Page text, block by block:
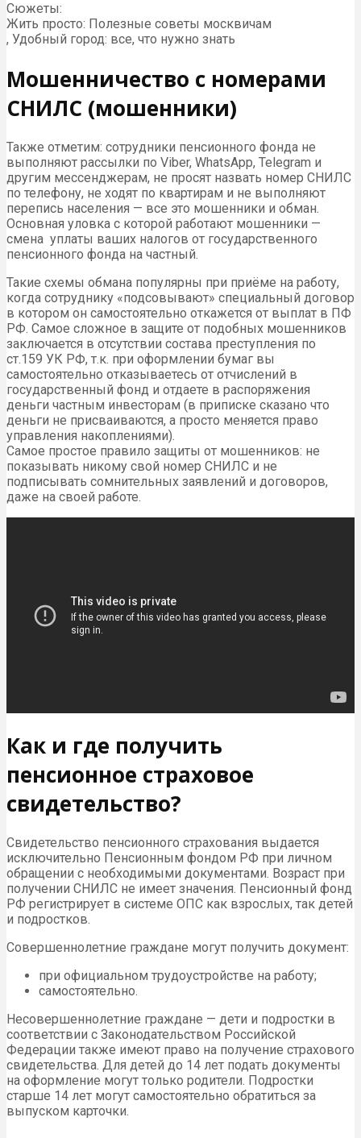
Сюжеты:
Жить просто: Полезные советы москвичам
, Удобный город: все, что нужно знать
Мошенничество с номерами
СНИЛС (мошенники)
Также отметим: сотрудники пенсионного фонда не
выполняют рассылки по Viber, WhatsApp, Telegram и
другим мессенджерам, не просят назвать номер СНИЛС
по телефону, не ходят по квартирам и не выполняют
перепись населения — все это мошенники и обман.
Основная уловка с которой работают мошенники —
смена уплаты ваших налогов от государственного
пенсионного фонда на частный.
Такие схемы обмана популярны при приёме на работу,
когда сотруднику «подсовывают» специальный договор
в котором он самостоятельно откажется от выплат в ПФ
РФ. Самое сложное в защите от подобных мошенников
заключается в отсутствии состава преступления по
ст.159 УК РФ, т.к. при оформлении бумаг вы
самостоятельно отказываетесь от отчислений в
государственный фонд и отдаете в распоряжения
деньги частным инвесторам (в приписке сказано что
деньги не присваиваются, а просто меняется право
управления накоплениями).
Самое простое правило защиты от мошенников: не
показывать никому свой номер СНИЛС и не
подписывать сомнительных заявлений и договоров,
даже на своей работе.
Как и где получить
пенсионное страховое
свидетельство?
Свидетельство пенсионного страхования выдается
исключительно Пенсионным фондом РФ при личном
обращении с необходимыми документами. Возраст при
получении СНИЛС не имеет значения. Пенсионный фонд
РФ регистрирует в системе ОПС как взрослых, так детей
и подростков.
Совершеннолетние граждане могут получить документ:
при официальном трудоустройстве на работу;
самостоятельно.
Несовершеннолетние граждане — дети и подростки в
соответствии с Законодательством Российской
Федерации также имеют право на получение страхового
свидетельства. Для детей до 14 лет подать документы
на оформление могут только родители. Подростки
старше 14 лет могут самостоятельно обратиться за
выпуском карточки.